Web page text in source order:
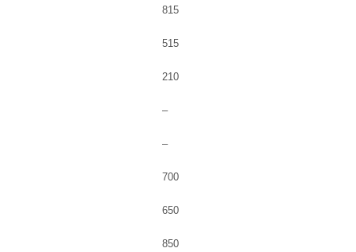
815
515
210
–
–
700
650
850